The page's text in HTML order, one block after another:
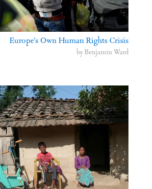
Europe’s Own Human Rights Crisis
by Benjamin Ward